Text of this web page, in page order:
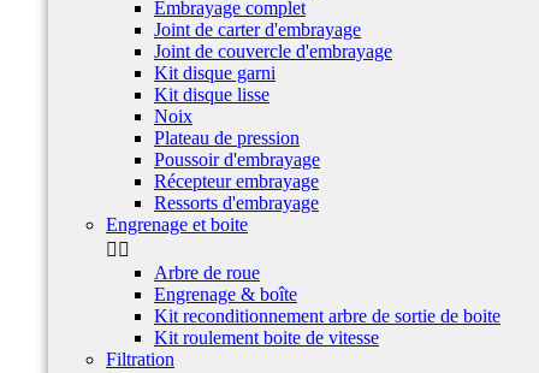
Embrayage complet
Joint de carter d'embrayage
Joint de couvercle d'embrayage
Kit disque garni
Kit disque lisse
Noix
Plateau de pression
Poussoir d'embrayage
Récepteur embrayage
Ressorts d'embrayage
Engrenage et boite
 
Arbre de roue
Engrenage & boîte
Kit reconditionnement arbre de sortie de boite
Kit roulement boite de vitesse
Filtration